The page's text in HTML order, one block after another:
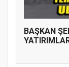
BAŞKAN